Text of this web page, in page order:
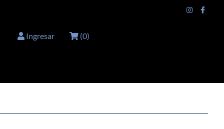
Ingresar (0)